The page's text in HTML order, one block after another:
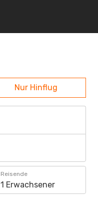
Nur Hinflug
Reisende
1 Erwachsener